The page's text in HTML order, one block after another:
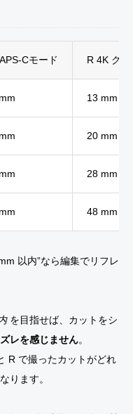
Cモード R 4K ク
13 mm
20 mm
28 mm
48 mm
以内”なら編集でリフレ
を目指せば、カットをシ
レを感じません。
R で撮ったカットがどれ
ります。